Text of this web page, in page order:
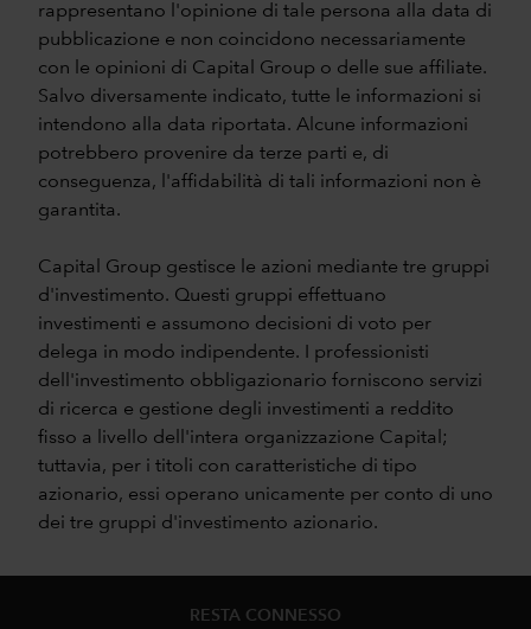
rappresentano l'opinione di tale persona alla data di
pubblicazione e non coincidono necessariamente
con le opinioni di Capital Group o delle sue affiliate.
Salvo diversamente indicato, tutte le informazioni si
intendono alla data riportata. Alcune informazioni
potrebbero provenire da terze parti e, di
conseguenza, l'affidabilità di tali informazioni non è
garantita.
Capital Group gestisce le azioni mediante tre gruppi
d'investimento. Questi gruppi effettuano
investimenti e assumono decisioni di voto per
delega in modo indipendente. I professionisti
dell'investimento obbligazionario forniscono servizi
di ricerca e gestione degli investimenti a reddito
fisso a livello dell'intera organizzazione Capital;
tuttavia, per i titoli con caratteristiche di tipo
azionario, essi operano unicamente per conto di uno
dei tre gruppi d'investimento azionario.
RESTA CONNESSO